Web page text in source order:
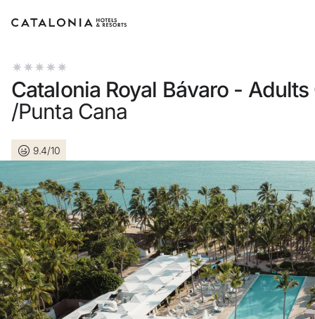
Log in op je account
Log in
Wachtwoord vergeten?
of gebruik een van deze
Aanmelden met Google
Sessie beginnen met enkel e-
Catalonia Royal Bávaro - Adults
/Punta Cana
9.4/10